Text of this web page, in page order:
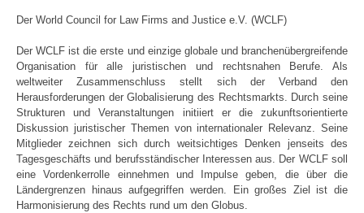
Der World Council for Law Firms and Justice e.V. (WCLF)
Der WCLF ist die erste und einzige globale und branchenübergreifende
Organisation für alle juristischen und rechtsnahen Berufe. Als
weltweiter Zusammenschluss stellt sich der Verband den
Herausforderungen der Globalisierung des Rechtsmarkts. Durch seine
Strukturen und Veranstaltungen initiiert er die zukunftsorientierte
Diskussion juristischer Themen von internationaler Relevanz. Seine
Mitglieder zeichnen sich durch weitsichtiges Denken jenseits des
Tagesgeschäfts und berufsständischer Interessen aus. Der WCLF soll
eine Vordenkerrolle einnehmen und Impulse geben, die über die
Ländergrenzen hinaus aufgegriffen werden. Ein großes Ziel ist die
Harmonisierung des Rechts rund um den Globus.